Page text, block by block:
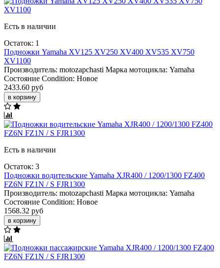
Есть в наличии
Остаток: 1
Подножки Yamaha XV125 XV250 XV400 XV535 XV750
XV1100
Производитель: motozapchasti Марка мотоцикла: Yamaha
Состояние Condition: Новое
2433.60 руб
в корзину
Есть в наличии
Остаток: 3
Подножки водительские Yamaha XJR400 / 1200/1300 FZ400
FZ6N FZ1N / S FJR1300
Производитель: motozapchasti Марка мотоцикла: Yamaha
Состояние Condition: Новое
1568.32 руб
в корзину